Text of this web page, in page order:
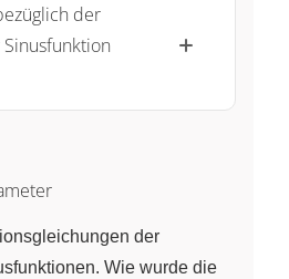
der
der
Wie wurde die